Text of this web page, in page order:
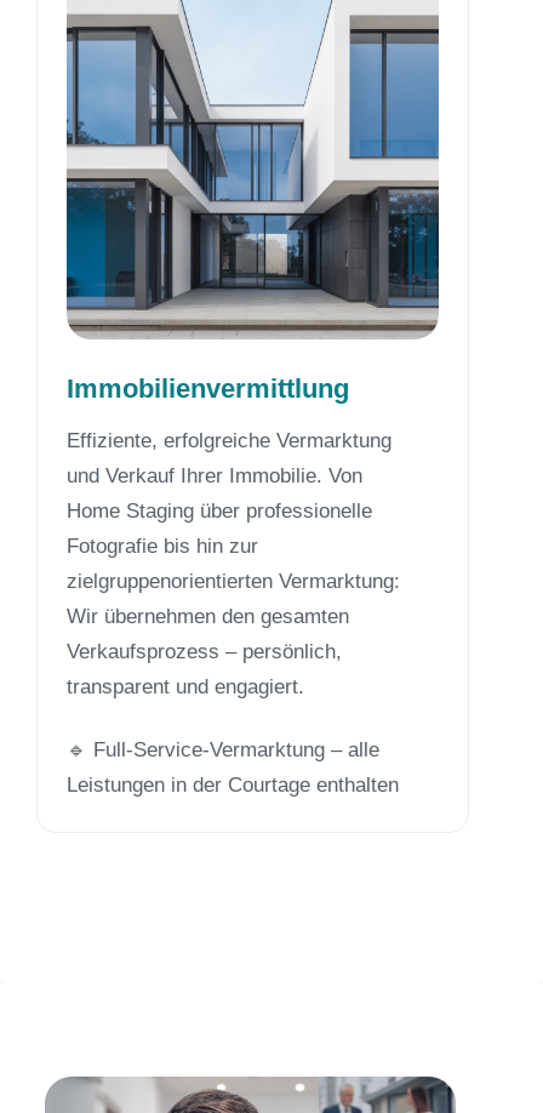
Immobilienvermittlung
Effiziente, erfolgreiche Vermarktung
und Verkauf Ihrer Immobilie. Von
Home Staging über professionelle
Fotografie bis hin zur
zielgruppenorientierten Vermarktung:
Wir übernehmen den gesamten
Verkaufsprozess – persönlich,
transparent und engagiert.
🔹 Full-Service-Vermarktung – alle
Leistungen in der Courtage enthalten